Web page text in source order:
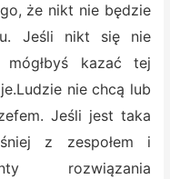
że nikt nie będzie
Jeśli nikt się nie
kazać tej
nie chcą lub
Jeśli jest taka
z zespołem i
rozwiązania